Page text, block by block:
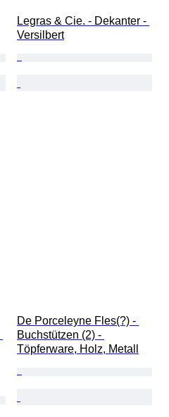
Legras & Cie. - Dekanter -
Versilbert
De Porceleyne Fles(?) -
Buchstützen (2) -
Töpferware, Holz, Metall